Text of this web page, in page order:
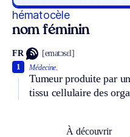
hématocèle
nom féminin
FR [ematɔsɛl]
Médecine.
Tumeur produite par
tissu cellulaire des
1
À découvrir